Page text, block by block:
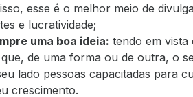
esse é o melhor meio de
e lucratividade;
uma boa ideia: tendo em vista
de uma forma ou de outra, o
lado pessoas capacitadas para
crescimento.